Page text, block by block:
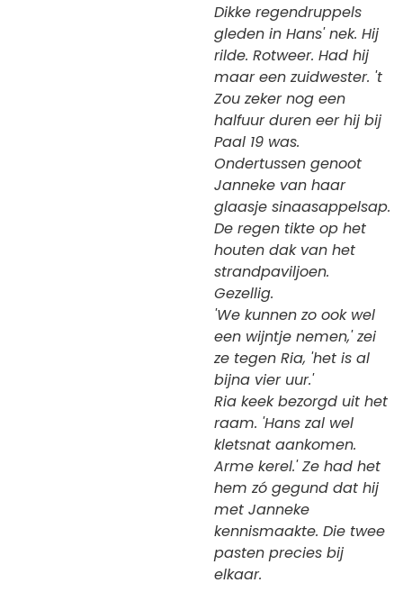
Dikke regendruppels
gleden in Hans' nek. Hij
rilde. Rotweer. Had hij
maar een zuidwester. 't
Zou zeker nog een
halfuur duren eer hij bij
Paal 19 was.
Ondertussen genoot
Janneke van haar
glaasje sinaasappelsap.
De regen tikte op het
houten dak van het
strandpaviljoen.
Gezellig.
'We kunnen zo ook wel
een wijntje nemen,' zei
ze tegen Ria, 'het is al
bijna vier uur.'
Ria keek bezorgd uit het
raam. 'Hans zal wel
kletsnat aankomen.
Arme kerel.' Ze had het
hem zó gegund dat hij
met Janneke
kennismaakte. Die twee
pasten precies bij
elkaar.